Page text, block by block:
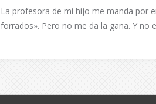
La profesora de mi hijo me manda por
forrados». Pero no me da la gana. Y no